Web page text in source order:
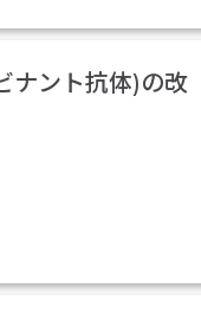
ナント抗体)の改